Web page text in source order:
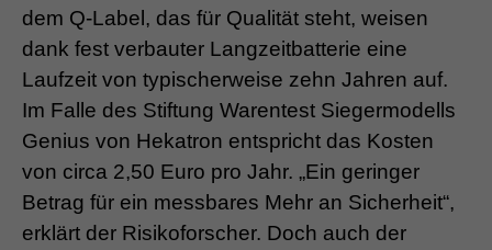
dem Q-Label, das für Qualität steht, weisen
dank fest verbauter Langzeitbatterie eine
Laufzeit von typischerweise zehn Jahren auf.
Im Falle des Stiftung Warentest Siegermodells
Genius von Hekatron entspricht das Kosten
von circa 2,50 Euro pro Jahr. „Ein geringer
Betrag für ein messbares Mehr an Sicherheit“,
erklärt der Risikoforscher. Doch auch der